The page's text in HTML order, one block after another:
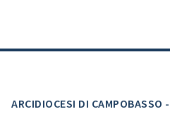
ARCIDIOCESI DI CAMPOBASSO